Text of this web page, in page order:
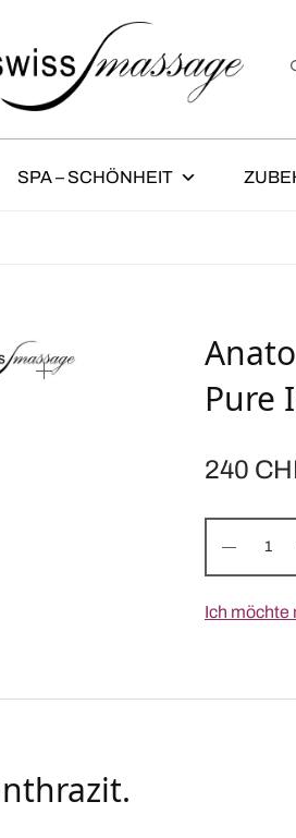
SPA – SCHÖNHEIT
Pure
240
Ich möchte